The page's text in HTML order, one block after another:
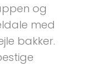
og
med
bakker.